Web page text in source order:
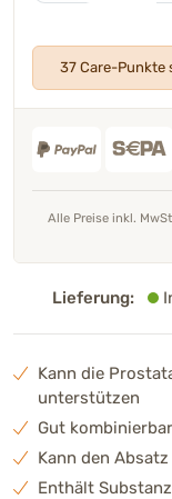
Kann die
unterstützen
Gut
Kann den
Enthält
37 Care-Punkte
Alle Preise inkl.
Lieferung: